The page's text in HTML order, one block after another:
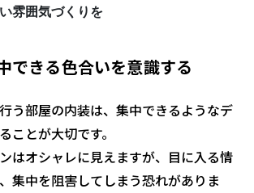
雰囲気づくりを
できる色合いを意識する
う部屋の内装は、集中できるようなデ
ことが大切です。
はオシャレに見えますが、目に入る情
集中を阻害してしまう恐れがありま